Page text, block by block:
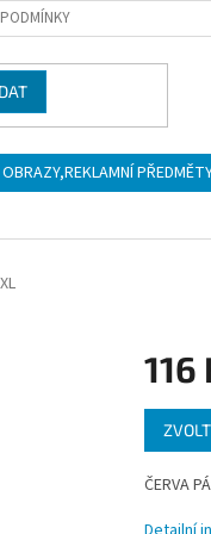
OBRAZY,REKLAMNÍ
116
Měrná
cena:
ČERVA